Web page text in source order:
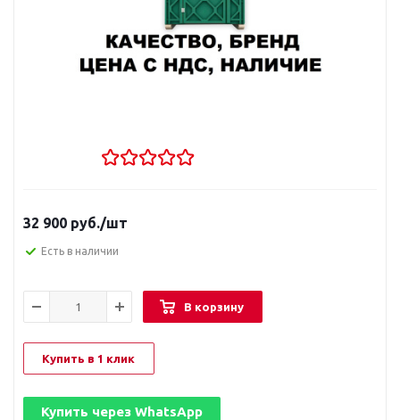
32 900 руб./шт
Есть в наличии
В корзину
Купить в 1 клик
Купить через WhatsApp